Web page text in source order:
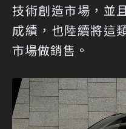
技術創造市場，並
成績，也陸續將這
市場做銷售。